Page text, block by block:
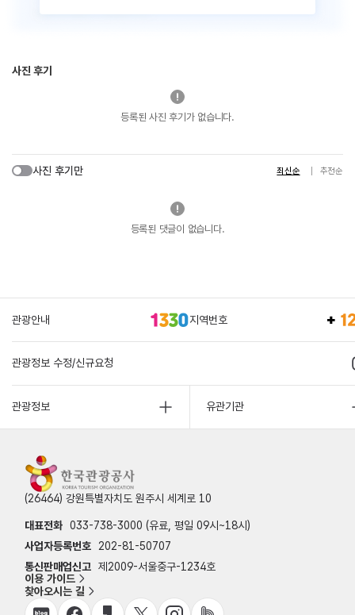
사진 후기
등록된 사진 후기가 없습니다.
사진 후기만 최신순 추천순
등록된 댓글이 없습니다.
관광안내 지역번호
관광정보 수정/신규요청
관광정보 유관기관
(26464) 강원특별자치도 원주시 세계로 10
대표전화 033-738-3000 (유료, 평일 09시~18시)
사업자등록번호
202-81-50707
통신판매업신고 제2009-서울중구-1234호
이용 가이드
찾아오시는 길